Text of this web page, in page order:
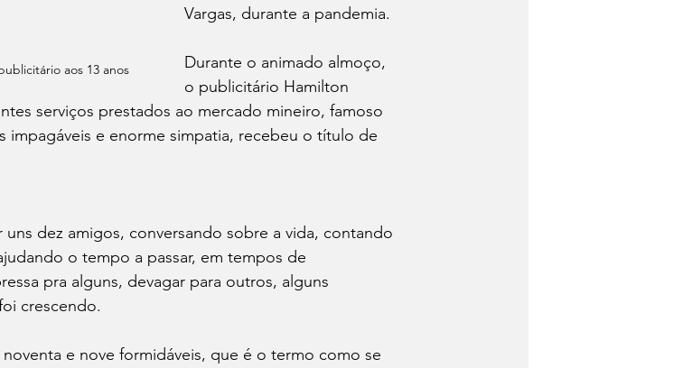
aos 13 anos
Vargas, durante a pandemia.
Durante o animado almoço,
o publicitário Hamilton
serviços prestados ao mercado mineiro, famoso
impagáveis e enorme simpatia, recebeu o título de
dez amigos, conversando sobre a vida, contando
o tempo a passar, em tempos de
pra alguns, devagar para outros, alguns
crescendo.
e nove formidáveis, que é o termo como se